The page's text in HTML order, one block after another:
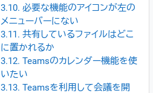
3.10. 必要な機能のアイコンが左の
メニューバーにない
3.11. 共有しているファイルはどこ
に置かれるか
3.12. Teamsのカレンダー機能を使
いたい
3.13. Teamsを利用して会議を開